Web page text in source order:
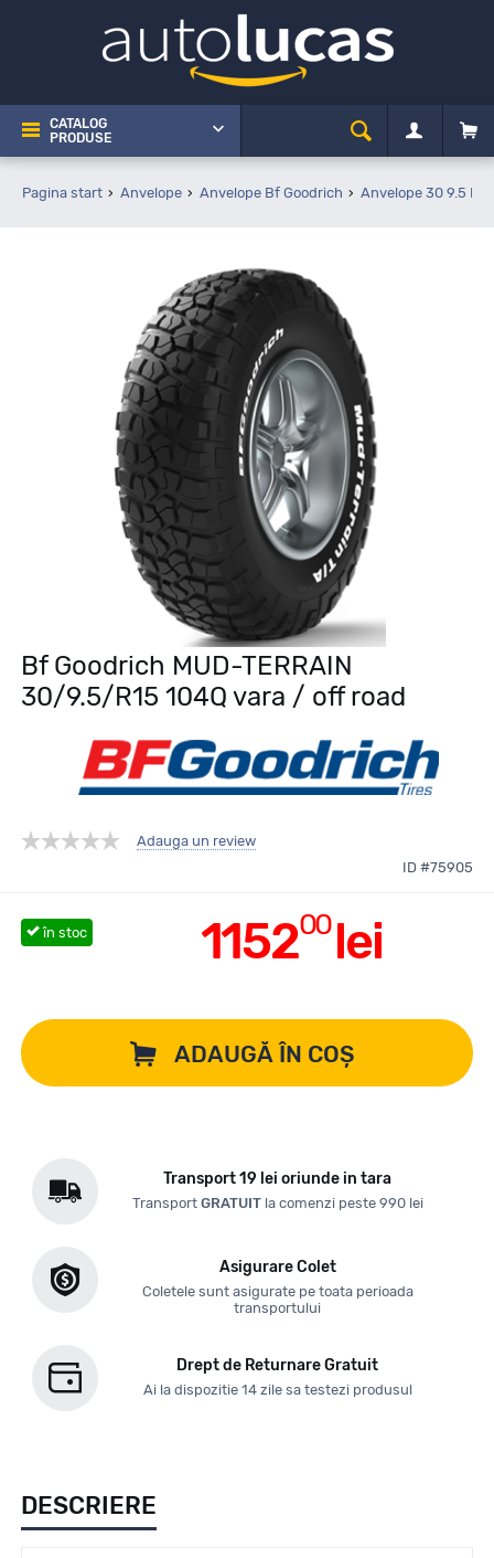
CATALOG
PRODUSE
Pagina start Anvelope Anvelope Bf Goodrich Anvelope 30 9.5 R15
Bf Goodrich MUD-TERRAIN
30/9.5/R15 104Q vara / off road
Adauga un review
ID #75905
115200lei
în stoc
ADAUGĂ ÎN COȘ
Transport 19 lei oriunde in tara
Transport GRATUITla comenzi peste 990 lei
Asigurare Colet
Coletele sunt asigurate pe toata perioada
transportului
Drept de Returnare Gratuit
Ai la dispozitie 14 zile sa testezi produsul
DESCRIERE